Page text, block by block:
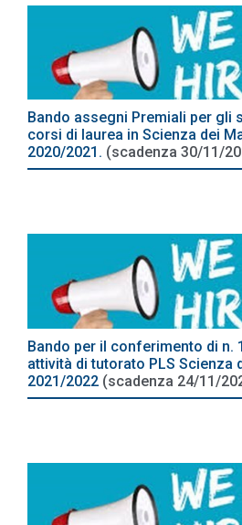
Bando assegni Premiali per gli
corsi di laurea in Scienza dei
2020/2021. (scadenza 30/11/
Bando per il conferimento di n.
attività di tutorato PLS Scienza
2021/2022 (scadenza 24/11/